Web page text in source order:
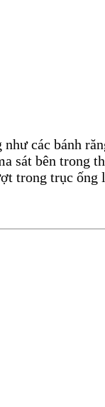
các bánh
bên trong
trong trục